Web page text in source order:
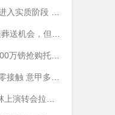
敦球队双线出击
但希望之火未熄"
利或是关键一搏
多队抛出橄榄枝
转会拉锯战